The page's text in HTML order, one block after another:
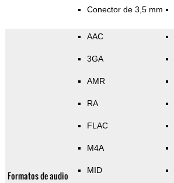
Conector de 3,5 mm
Formatos de audio
AAC
3GA
AMR
RA
FLAC
M4A
MID